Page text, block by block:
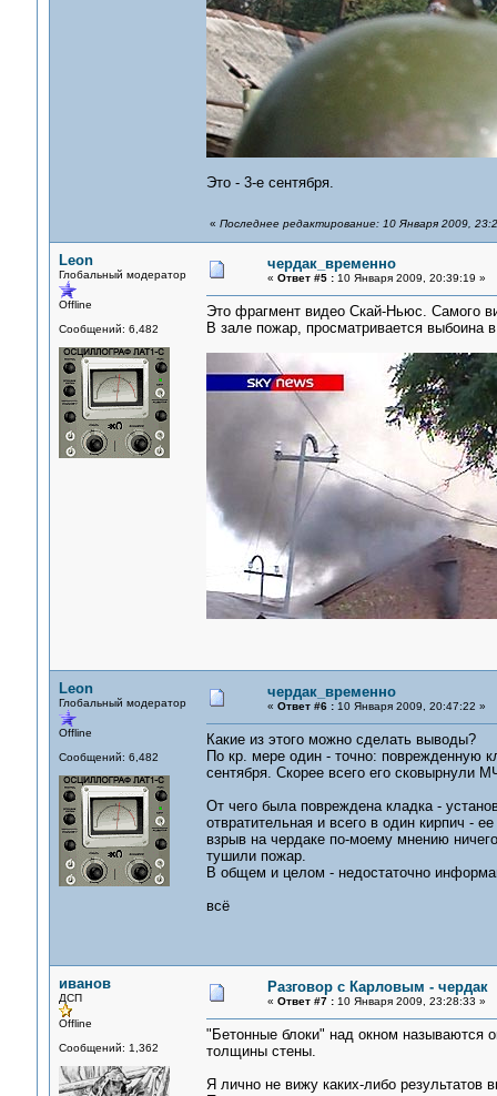
Это - 3-е сентября.
« Последнее редактирование: 10 Января 2009,
Leon
Глобальный модератор
Offline
Сообщений: 6,482
чердак_временно
« Ответ #5 :10 Января 2009, 20:39:19 »
Это фрагмент видео Скай-Ньюс. Самого
В зале пожар, просматривается выбоина
Leon
Глобальный модератор
Offline
Сообщений: 6,482
чердак_временно
« Ответ #6 :10 Января 2009, 20:47:22 »
Какие из этого можно сделать выводы?
По кр. мере один - точно: поврежденную
сентября. Скорее всего его сковырнули
От чего была повреждена кладка -
отвратительная и всего в один кирпич -
взрыв на чердаке по-моему мнению
тушили пожар.
В общем и целом - недостаточно
всё
иванов
ДСП
Offline
Сообщений: 1,362
Разговор с Карловым - чердак
« Ответ #7 :10 Января 2009, 23:28:33 »
"Бетонные блоки" над окном называются
толщины стены.
Я лично не вижу каких-либо результатов